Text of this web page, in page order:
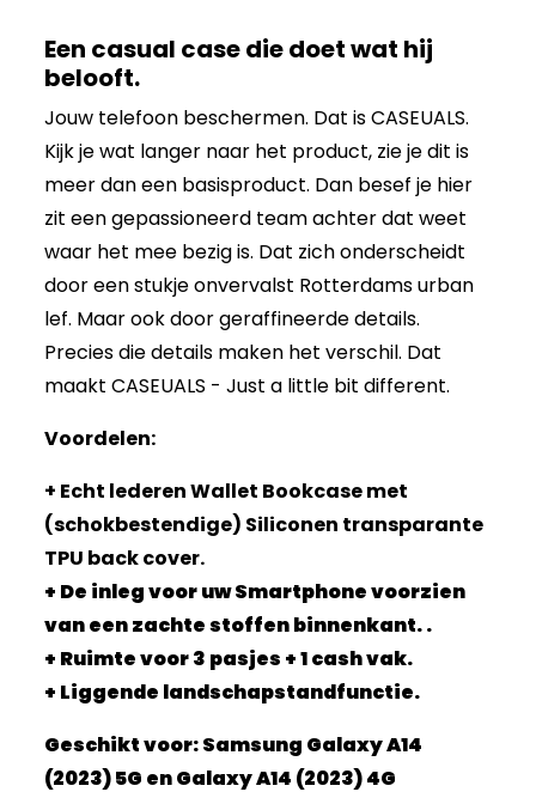
Een casual case die doet wat hij
belooft.
Jouw telefoon beschermen. Dat is CASEUALS.
Kijk je wat langer naar het product, zie je dit is
meer dan een basisproduct. Dan besef je hier
zit een gepassioneerd team achter dat weet
waar het mee bezig is. Dat zich onderscheidt
door een stukje onvervalst Rotterdams urban
lef. Maar ook door geraffineerde details.
Precies die details maken het verschil. Dat
maakt CASEUALS - Just a little bit different.
Voordelen:
+ Echt lederen Wallet Bookcase met
(schokbestendige) Siliconen transparante
TPU back cover.
+ De inleg voor uw Smartphone voorzien
van een zachte stoffen binnenkant. .
+ Ruimte voor 3 pasjes + 1 cash vak.
+ Liggende landschapstandfunctie.
Geschikt voor: Samsung Galaxy A14
(2023) 5G en Galaxy A14 (2023) 4G